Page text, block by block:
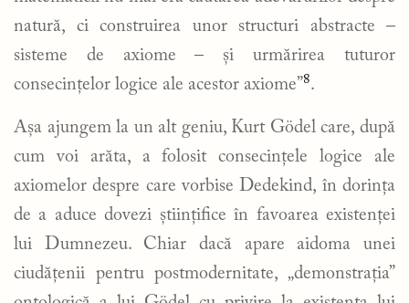
natură, ci construirea unor structuri abstracte –
sisteme de axiome – și urmărirea tuturor
consecințelor logice ale acestor axiome”8.
Așa ajungem la un alt geniu, Kurt Gödel care, după
cum voi arăta, a folosit consecințele logice ale
axiomelor despre care vorbise Dedekind, în dorința
de a aduce dovezi științifice în favoarea existenței
lui Dumnezeu. Chiar dacă apare aidoma unei
ciudățenii pentru postmodernitate, „demonstrația”